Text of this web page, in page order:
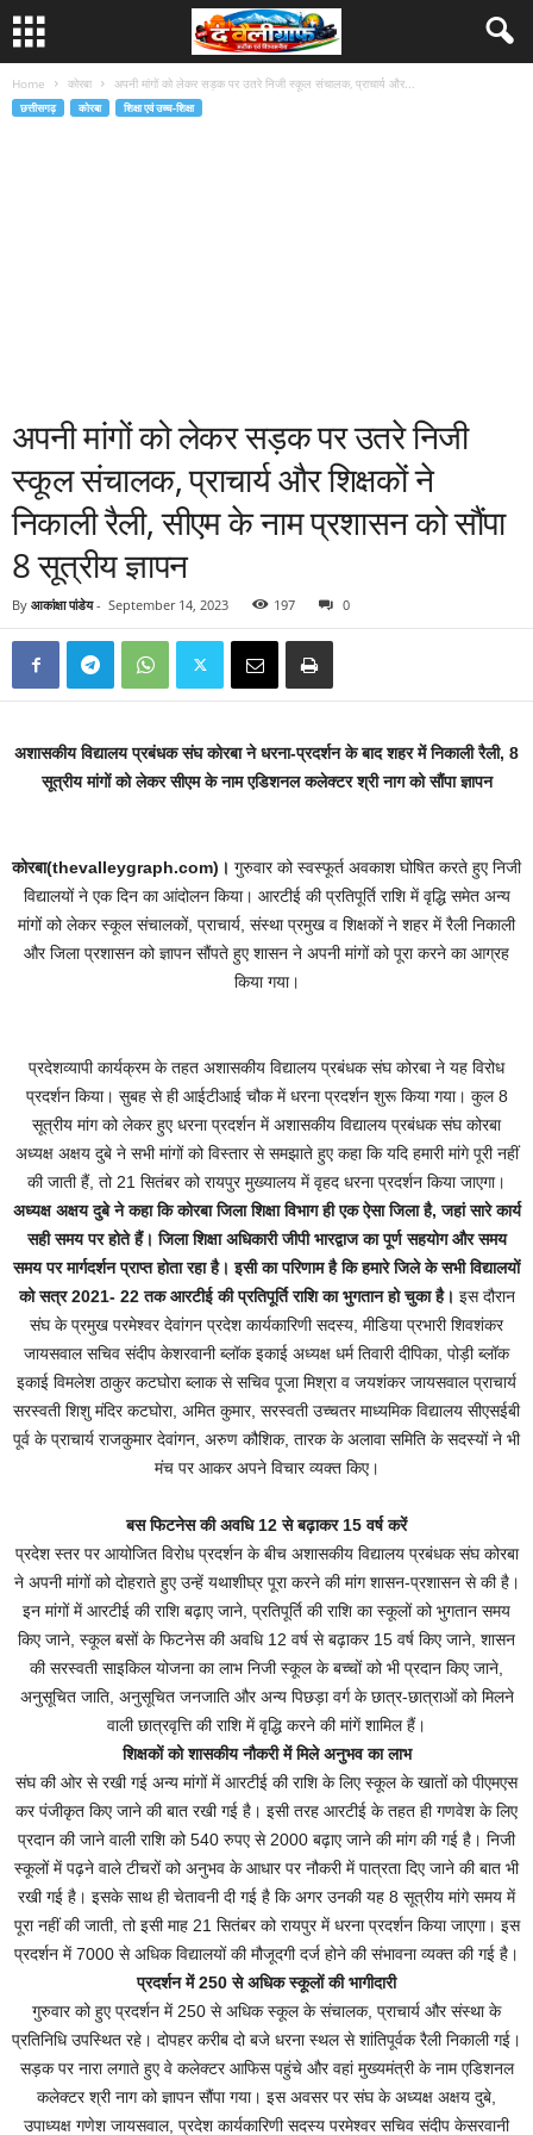
Home कोरबा अपनी मांगों को लेकर सड़क पर उतरे निजी स्कूल संचालक, प्राचार्य और...
छत्तीसगढ़ कोरबा शिक्षा एवं उच्च-शिक्षा
अपनी मांगों को लेकर सड़क पर उतरे निजी
स्कूल संचालक, प्राचार्य और शिक्षकों ने
निकाली रैली, सीएम के नाम प्रशासन को सौंपा
8 सूत्रीय ज्ञापन
By आकांक्षा पांडेय- September 14, 2023 197 0
अशासकीय विद्यालय प्रबंधक संघ कोरबा ने धरना-प्रदर्शन के बाद शहर में निकाली रैली, 8
सूत्रीय मांगों को लेकर सीएम के नाम एडिशनल कलेक्टर श्री नाग को सौंपा ज्ञापन
कोरबा(thevalleygraph.com)। गुरुवार को स्वस्फूर्त अवकाश घोषित करते हुए निजी
विद्यालयों ने एक दिन का आंदोलन किया। आरटीई की प्रतिपूर्ति राशि में वृद्धि समेत अन्य
मांगों को लेकर स्कूल संचालकों, प्राचार्य, संस्था प्रमुख व शिक्षकों ने शहर में रैली निकाली
और जिला प्रशासन को ज्ञापन सौंपते हुए शासन ने अपनी मांगों को पूरा करने का आग्रह
किया गया।
प्रदेशव्यापी कार्यक्रम के तहत अशासकीय विद्यालय प्रबंधक संघ कोरबा ने यह विरोध
प्रदर्शन किया। सुबह से ही आईटीआई चौक में धरना प्रदर्शन शुरू किया गया। कुल 8
सूत्रीय मांग को लेकर हुए धरना प्रदर्शन में अशासकीय विद्यालय प्रबंधक संघ कोरबा
अध्यक्ष अक्षय दुबे ने सभी मांगों को विस्तार से समझाते हुए कहा कि यदि हमारी मांगे पूरी नहीं
की जाती हैं, तो 21 सितंबर को रायपुर मुख्यालय में वृहद धरना प्रदर्शन किया जाएगा।
अध्यक्ष अक्षय दुबे ने कहा कि कोरबा जिला शिक्षा विभाग ही एक ऐसा जिला है, जहां सारे कार्य
सही समय पर होते हैं। जिला शिक्षा अधिकारी जीपी भारद्वाज का पूर्ण सहयोग और समय
समय पर मार्गदर्शन प्राप्त होता रहा है। इसी का परिणाम है कि हमारे जिले के सभी विद्यालयों
को सत्र 2021- 22 तक आरटीई की प्रतिपूर्ति राशि का भुगतान हो चुका है। इस दौरान
संघ के प्रमुख परमेश्वर देवांगन प्रदेश कार्यकारिणी सदस्य, मीडिया प्रभारी शिवशंकर
जायसवाल सचिव संदीप केशरवानी ब्लॉक इकाई अध्यक्ष धर्म तिवारी दीपिका, पोड़ी ब्लॉक
इकाई विमलेश ठाकुर कटघोरा ब्लाक से सचिव पूजा मिश्रा व जयशंकर जायसवाल प्राचार्य
सरस्वती शिशु मंदिर कटघोरा, अमित कुमार, सरस्वती उच्चतर माध्यमिक विद्यालय सीएसईबी
पूर्व के प्राचार्य राजकुमार देवांगन, अरुण कौशिक, तारक के अलावा समिति के सदस्यों ने भी
मंच पर आकर अपने विचार व्यक्त किए।
बस फिटनेस की अवधि 12 से बढ़ाकर 15 वर्ष करें
प्रदेश स्तर पर आयोजित विरोध प्रदर्शन के बीच अशासकीय विद्यालय प्रबंधक संघ कोरबा
ने अपनी मांगों को दोहराते हुए उन्हें यथाशीघ्र पूरा करने की मांग शासन-प्रशासन से की है।
इन मांगों में आरटीई की राशि बढ़ाए जाने, प्रतिपूर्ति की राशि का स्कूलों को भुगतान समय
किए जाने, स्कूल बसों के फिटनेस की अवधि 12 वर्ष से बढ़ाकर 15 वर्ष किए जाने, शासन
की सरस्वती साइकिल योजना का लाभ निजी स्कूल के बच्चों को भी प्रदान किए जाने,
अनुसूचित जाति, अनुसूचित जनजाति और अन्य पिछड़ा वर्ग के छात्र-छात्राओं को मिलने
वाली छात्रवृत्ति की राशि में वृद्धि करने की मांगें शामिल हैं।
शिक्षकों को शासकीय नौकरी में मिले अनुभव का लाभ
संघ की ओर से रखी गई अन्य मांगों में आरटीई की राशि के लिए स्कूल के खातों को पीएमएस
कर पंजीकृत किए जाने की बात रखी गई है। इसी तरह आरटीई के तहत ही गणवेश के लिए
प्रदान की जाने वाली राशि को 540 रुपए से 2000 बढ़ाए जाने की मांग की गई है। निजी
स्कूलों में पढ़ने वाले टीचरों को अनुभव के आधार पर नौकरी में पात्रता दिए जाने की बात भी
रखी गई है। इसके साथ ही चेतावनी दी गई है कि अगर उनकी यह 8 सूत्रीय मांगे समय में
पूरा नहीं की जाती, तो इसी माह 21 सितंबर को रायपुर में धरना प्रदर्शन किया जाएगा। इस
प्रदर्शन में 7000 से अधिक विद्यालयों की मौजूदगी दर्ज होने की संभावना व्यक्त की गई है।
प्रदर्शन में 250 से अधिक स्कूलों की भागीदारी
गुरुवार को हुए प्रदर्शन में 250 से अधिक स्कूल के संचालक, प्राचार्य और संस्था के
प्रतिनिधि उपस्थित रहे। दोपहर करीब दो बजे धरना स्थल से शांतिपूर्वक रैली निकाली गई।
सड़क पर नारा लगाते हुए वे कलेक्टर आफिस पहुंचे और वहां मुख्यमंत्री के नाम एडिशनल
कलेक्टर श्री नाग को ज्ञापन सौंपा गया। इस अवसर पर संघ के अध्यक्ष अक्षय दुबे,
उपाध्यक्ष गणेश जायसवाल, प्रदेश कार्यकारिणी सदस्य परमेश्वर सचिव संदीप केसरवानी